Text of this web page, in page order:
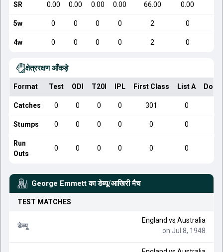
SR 0.00 0.00 0.00 0.00 66.00 0.00
5w 0 0 0 0 2 0
4w 0 0 0 0 2 0
क्षेत्ररक्षण आँकड़े
Format Test ODI T20I IPL First Class List A
Catches 0 0 0 0 301 0
Stumps 0 0 0 0 0 0
Run
Outs
0 0 0 0 0 0
George Emmett का डेब्यू/आखिरी मैच
TEST MATCHES
डेब्यू
England vs Australia
on Jul 8, 1948